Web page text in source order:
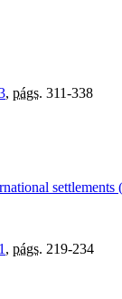
, págs. 311-338
settlements
, págs. 219-234